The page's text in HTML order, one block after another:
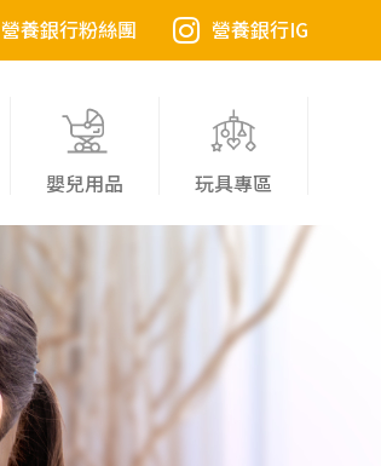
營養銀行粉絲團 營養銀行IG
嬰兒用品 玩具專區